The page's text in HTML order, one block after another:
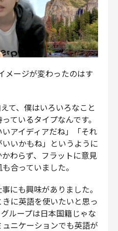
メージが変わったのはす
て、僕はいろいろなこと
ているタイプなんです。
アイディアだね」「それ
いかもね」というように
わらず、フラットに意見
合っていました。
にも興味がありました。
に英語を使いたいと思っ
ループは日本国籍じゃな
ニケーションでも英語が